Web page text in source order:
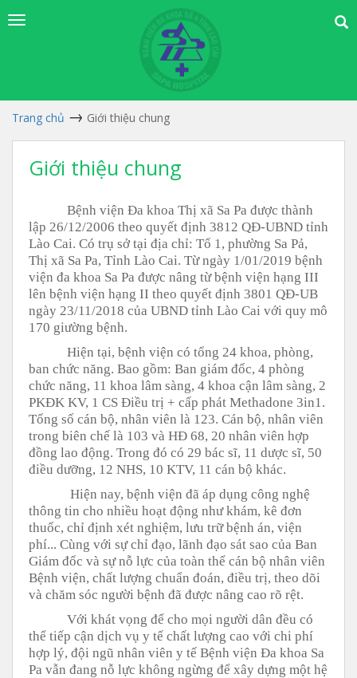
Trang chủ Giới thiệu chung
Giới thiệu chung
Bệnh viện Đa khoa Thị xã Sa Pa được thành
lập 26/12/2006 theo quyết định 3812 QĐ-UBND tỉnh
Lào Cai. Có trụ sở tại địa chỉ: Tổ 1, phường Sa Pả,
Thị xã Sa Pa, Tỉnh Lào Cai. Từ ngày 1/01/2019 bệnh
viện đa khoa Sa Pa được nâng từ bệnh viện hạng III
lên bệnh viện hạng II theo quyết định 3801 QĐ-UB
ngày 23/11/2018 của UBND tỉnh Lào Cai với quy mô
170 giường bệnh.
Hiện tại, bệnh viện có tổng 24 khoa, phòng,
ban chức năng. Bao gồm: Ban giám đốc, 4 phòng
chức năng, 11 khoa lâm sàng, 4 khoa cận lâm sàng, 2
PKĐK KV, 1 CS Điều trị + cấp phát Methadone 3in1.
Tổng số cán bộ, nhân viên là 123. Cán bộ, nhân viên
trong biên chế là 103 và HĐ 68, 20 nhân viên hợp
đồng lao động. Trong đó có 29 bác sĩ, 11 dược sĩ, 50
điều dưỡng, 12 NHS, 10 KTV, 11 cán bộ khác.
Hiện nay, bệnh viện đã áp dụng công nghệ
thông tin cho nhiều hoạt động như khám, kê đơn
thuốc, chỉ định xét nghiệm, lưu trữ bệnh án, viện
phí... Cùng với sự chỉ đạo, lãnh đạo sát sao của Ban
Giám đốc và sự nỗ lực của toàn thể cán bộ nhân viên
Bệnh viện, chất lượng chuẩn đoán, điều trị, theo dõi
và chăm sóc người bệnh đã được nâng cao rõ rệt.
Với khát vọng để cho mọi người dân đều có
thể tiếp cận dịch vụ y tế chất lượng cao với chi phí
hợp lý, đội ngũ nhân viên y tế Bệnh viện Đa khoa Sa
Pa vẫn đang nỗ lực không ngừng để xây dựng một hệ